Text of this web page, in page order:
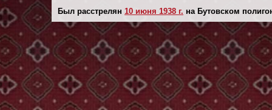
Был расстрелян 10 июня 1938 г. на Бутовском